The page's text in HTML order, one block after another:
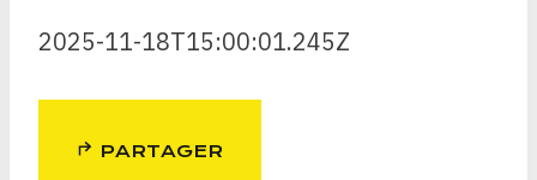
2025-11-18T15:00:01.245Z
PARTAGER